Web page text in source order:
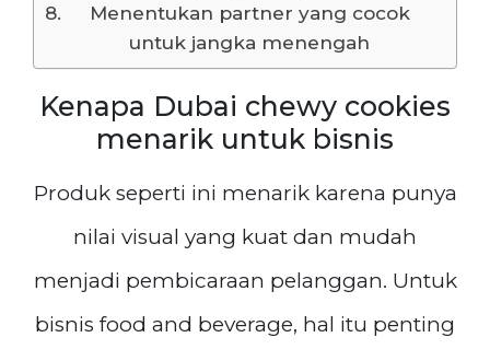
Menentukan partner yang cocok
untuk jangka menengah
Kenapa Dubai chewy cookies
menarik untuk bisnis
Produk seperti ini menarik karena punya
nilai visual yang kuat dan mudah
menjadi pembicaraan pelanggan. Untuk
bisnis food and beverage, hal itu penting